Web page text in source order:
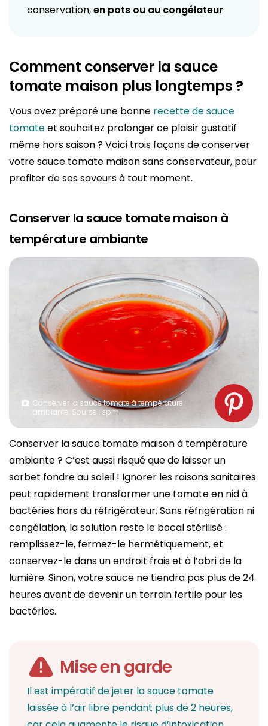
conservation,en pots ou au congélateur
Comment conserver la sauce
tomate maison plus longtemps ?
Vous avez préparé une bonne recette de sauce
tomateet souhaitez prolonger ce plaisir gustatif
même hors saison ? Voici trois façons de conserver
votre sauce tomate maison sans conservateur, pour
profiter de ses saveurs à tout moment.
Conserver la sauce tomate maison à
température ambiante
Conserver la sauce tomate à température
ambiante. Source : spm
Conserver la sauce tomate maison à température
ambiante ? C’est aussi risqué que de laisser un
sorbet fondre au soleil ! Ignorer les raisons sanitaires
peut rapidement transformer une tomate en nid à
bactéries hors du réfrigérateur. Sans réfrigération ni
congélation, la solution reste le bocal stérilisé :
remplissez-le, fermez-le hermétiquement, et
conservez-le dans un endroit frais et à l’abri de la
lumière. Sinon, votre sauce ne tiendra pas plus de 24
heures avant de devenir un terrain fertile pour les
bactéries.
Mise en garde
Il est impératif de jeter la sauce tomate
laissée à l’air libre pendant plus de 2 heures,